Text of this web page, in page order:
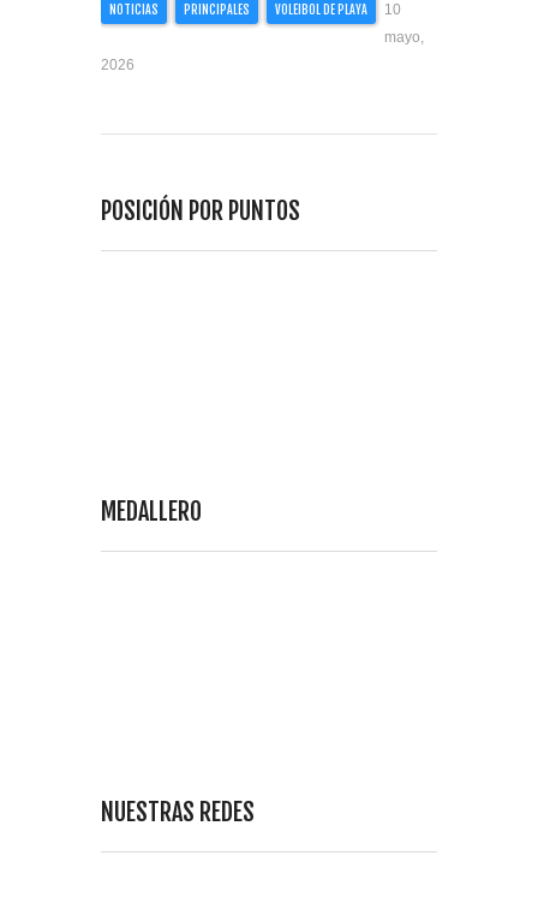
NOTICIAS PRINCIPALES VOLEIBOL DE PLAYA
10
mayo,
2026
POSICIÓN POR PUNTOS
MEDALLERO
NUESTRAS REDES